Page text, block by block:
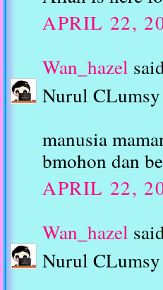
APRIL 22,
Wan_hazel
Nurul
manusia
bmohon dan
APRIL 22,
Wan_hazel
Nurul